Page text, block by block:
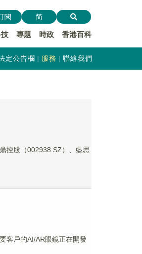
專題 時政 香港百科
閱 简
定公告欄 服務 聯絡我們
控股（002938.SZ）、藍思
客戶的AI/AR眼鏡正在開發